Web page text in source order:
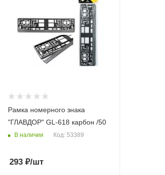
Рамка номерного знака
"ГЛАВДОР" GL-618 карбон /50
В наличии Код: 53389
293₽/шт